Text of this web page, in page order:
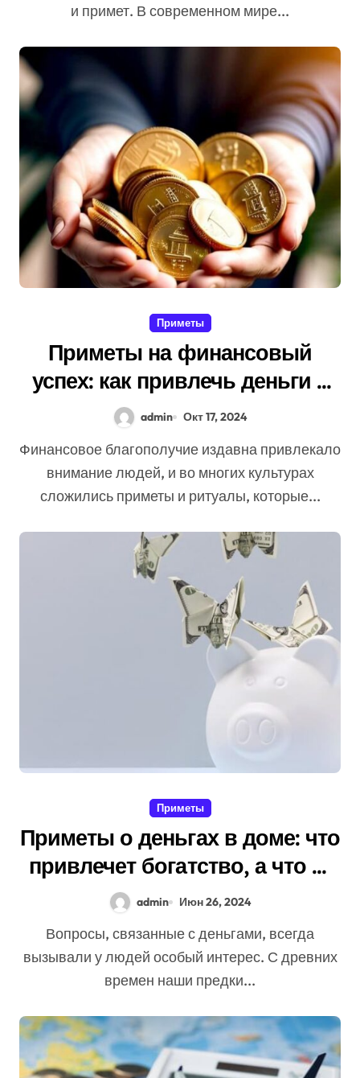
и примет. В современном мире...
Приметы
Приметы на финансовый
успех: как привлечь деньги с
помощью ритуалов
admin Окт 17, 2024
Финансовое благополучие издавна привлекало
внимание людей, и во многих культурах
сложились приметы и ритуалы, которые...
Приметы
Приметы о деньгах в доме: что
привлечет богатство, а что —
убытки
admin Июн 26, 2024
Вопросы, связанные с деньгами, всегда
вызывали у людей особый интерес. С древних
времен наши предки...